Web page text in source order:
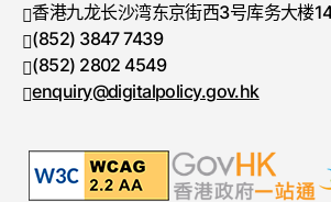
香港九龙长沙湾东京街西3号库务大楼
电话号码
(852) 3847 7439
传真号码
(852) 2802 4549
enquiry@digitalpolicy.gov.hk